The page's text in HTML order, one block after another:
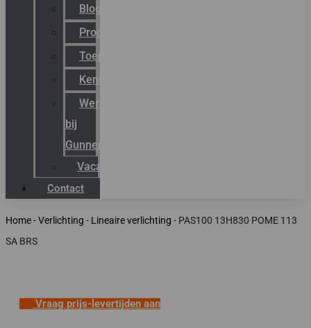
Blog
Productnieuws
Toepassingen
Kenniscentrum
Werken
bij
Gunneman
Vacatures
Contact
Home-Verlichting - Lineaire verlichting - PAS100 13H830 POME 113
SA BRS
Vraag prijs-levertijden aan